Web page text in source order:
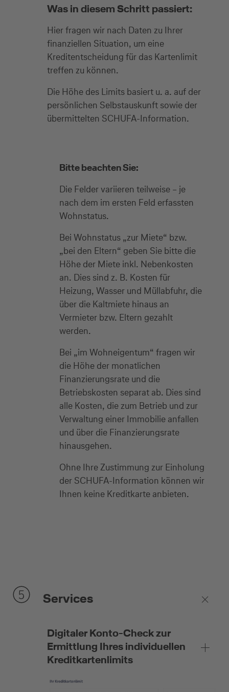
Was in diesem Schritt passiert:
Hier fragen wir nach Daten zu Ihrer
finanziellen Situation, um eine
Kreditentscheidung für das Kartenlimit
treffen zu können.
Die Höhe des Limits basiert u. a. auf der
persönlichen Selbstauskunft sowie der
übermittelten SCHUFA-Information.
Bitte beachten Sie:
Die Felder variieren teilweise – je
nach dem im ersten Feld erfassten
Wohnstatus.
Bei Wohnstatus „zur Miete“ bzw.
„bei den Eltern“ geben Sie bitte die
Höhe der Miete inkl. Nebenkosten
an. Dies sind z. B. Kosten für
Heizung, Wasser und Müllabfuhr, die
über die Kaltmiete hinaus an
Vermieter bzw. Eltern gezahlt
werden.
Bei „im Wohneigentum“ fragen wir
die Höhe der monatlichen
Finanzierungsrate und die
Betriebskosten separat ab. Dies sind
alle Kosten, die zum Betrieb und zur
Verwaltung einer Immobilie anfallen
und über die Finanzierungsrate
hinausgehen.
Ohne Ihre Zustimmung zur Einholung
der SCHUFA-Information können wir
Ihnen keine Kreditkarte anbieten.
Services
Digitaler Konto-Check zur
Ermittlung Ihres individuellen
Kreditkartenlimits